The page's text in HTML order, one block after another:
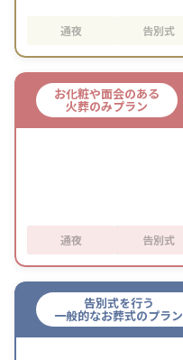
通夜 告別式
お化粧や面会のある
火葬のみプラン
通夜 告別式
告別式を行う
一般的なお葬式のプラン